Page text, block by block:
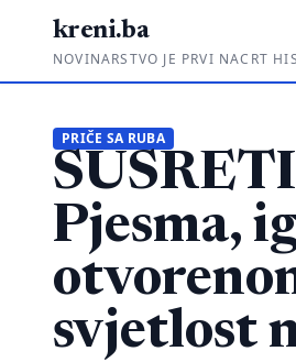
kreni.ba
NOVINARSTVO JE PRVI NACRT
PRIČE SA RUBA
Pjesma,
svjetlost